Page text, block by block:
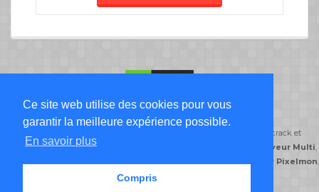
Ce site web utilise des cookies pour vous
garantir la meilleure expérience possible.
En savoir plus
Compris
Liste Serveur Minecraft
ServeursMinecraft.org classe ses serveurs minecraft par type de jeu: crack et
premium,serveur Freebuild serveur Multi,
serveur Pixelmon,
serveur Prison